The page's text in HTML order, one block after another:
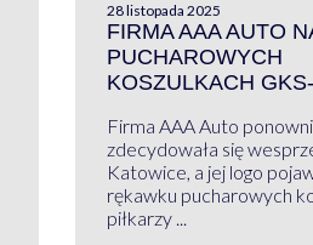
28 listopada 2025
FIRMA AAA AUTO
PUCHAROWYCH
KOSZULKACH
Firma AAA Auto
zdecydowała się
Katowice, a jej logo
rękawku pucharowych
piłkarzy ...